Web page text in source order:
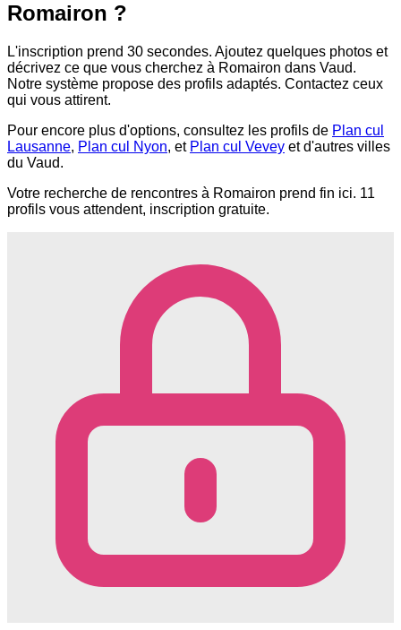
Romairon ?
L'inscription prend 30 secondes. Ajoutez quelques photos et
décrivez ce que vous cherchez à Romairon dans Vaud.
Notre système propose des profils adaptés. Contactez ceux
qui vous attirent.
Pour encore plus d'options, consultez les profils de Plan cul
Lausanne, Plan cul Nyon, et Plan cul Vevey et d'autres villes
du Vaud.
Votre recherche de rencontres à Romairon prend fin ici. 11
profils vous attendent, inscription gratuite.